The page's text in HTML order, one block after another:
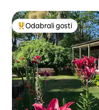
Među najviše
Odabrali gosti